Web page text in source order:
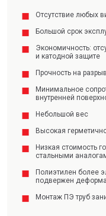
Отсутствие любых
Большой срок
Экономичность:
и катодной защите
Прочность на разрыв
Минимальное
внутренней
Небольшой вес
Высокая
Низкая стоимость
стальными
Полиэтилен более
подвержен
Монтаж ПЭ труб